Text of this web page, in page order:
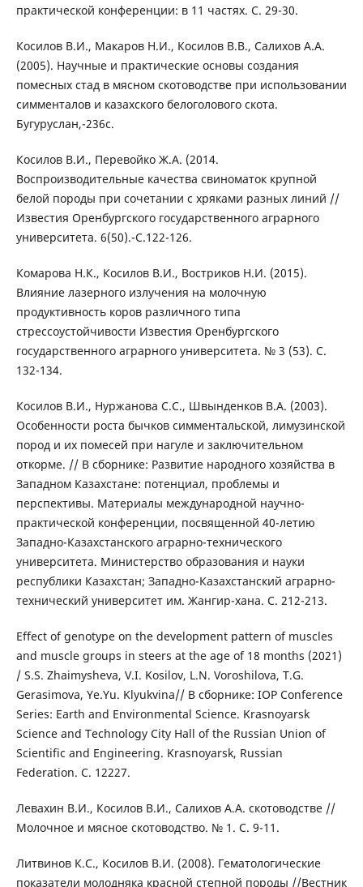
практической конференции: в 11 частях. С. 29-30.
Косилов В.И., Макаров Н.И., Косилов В.В., Салихов А.А.
(2005). Научные и практические основы создания
помесных стад в мясном скотоводстве при использовании
симменталов и казахского белоголового скота.
Бугуруслан,-236с.
Косилов В.И., Перевойко Ж.А. (2014.
Воспроизводительные качества свиноматок крупной
белой породы при сочетании с хряками разных линий //
Известия Оренбургского государственного аграрного
университета. 6(50).-С.122-126.
Комарова Н.К., Косилов В.И., Востриков Н.И. (2015).
Влияние лазерного излучения на молочную
продуктивность коров различного типа
стрессоустойчивости Известия Оренбургского
государственного аграрного университета. № 3 (53). С.
132-134.
Косилов В.И., Нуржанова С.С., Швынденков В.А. (2003).
Особенности роста бычков симментальской, лимузинской
пород и их помесей при нагуле и заключительном
откорме. // В сборнике: Развитие народного хозяйства в
Западном Казахстане: потенциал, проблемы и
перспективы. Материалы международной научно-
практической конференции, посвященной 40-летию
Западно-Казахстанского аграрно-технического
университета. Министерство образования и науки
республики Казахстан; Западно-Казахстанский аграрно-
технический университет им. Жангир-хана. С. 212-213.
Effect of genotype on the development pattern of muscles
and muscle groups in steers at the age of 18 months (2021)
/ S.S. Zhaimysheva, V.I. Kosilov, L.N. Voroshilova, T.G.
Gerasimova, Ye.Yu. Klyukvina// В сборнике: IOP Conference
Series: Earth and Environmental Science. Krasnoyarsk
Science and Technology City Hall of the Russian Union of
Scientific and Engineering. Krasnoyarsk, Russian
Federation. С. 12227.
Левахин В.И., Косилов В.И., Салихов А.А. скотоводстве //
Молочное и мясное скотоводство. № 1. С. 9-11.
Литвинов К.С., Косилов В.И. (2008). Гематологические
показатели молодняка красной степной породы //Вестник